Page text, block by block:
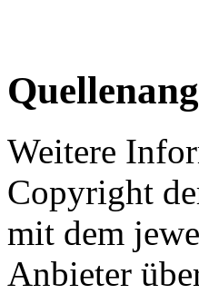
Weitere
Copyright
mit dem
Anbieter